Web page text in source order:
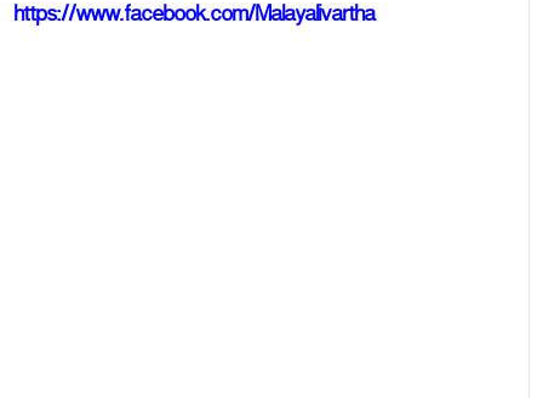
https://www.facebook.com/Malayalivartha